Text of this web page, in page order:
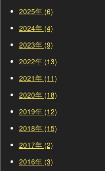
2025年 (6)
2024年 (4)
2023年 (9)
2022年 (13)
2021年 (11)
2020年 (18)
2019年 (12)
2018年 (15)
2017年 (2)
2016年 (3)